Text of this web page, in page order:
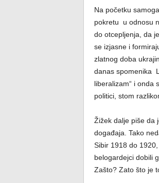
Na početku
pokretu u odnosu
do otcepljenja, da
se izjasne i
zlatnog doba
danas spomenika
liberalizam“ i onda
politici, stom
Žižek dalje piše da
događaja. Tako
Sibir 1918 do
belogardejci dobili
Zašto? Zato što je